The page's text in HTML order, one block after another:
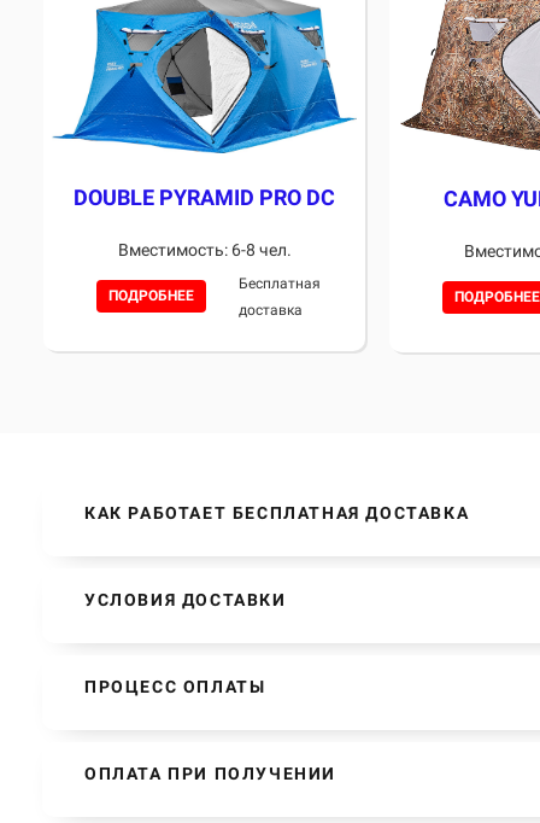
DOUBLE PYRAMID PRO DC
Вместимость: 6-8 чел.
ПОДРОБНЕЕ
Бесплатная
доставка
CAMO
ПОДРОБНЕЕ
КАК РАБОТАЕТ БЕСПЛАТНАЯ ДОСТАВКА
УСЛОВИЯ ДОСТАВКИ
ПРОЦЕСС ОПЛАТЫ
ОПЛАТА ПРИ ПОЛУЧЕНИИ